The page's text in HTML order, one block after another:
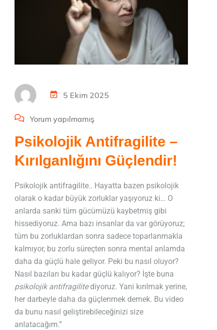
5 Ekim 2025
Yorum yapılmamış
Psikolojik Antifragilite –
Kırılganlığını Güçlendir!
Psikolojik antifragilite.. Hayatta bazen psikolojik
olarak o kadar büyük zorluklar yaşıyoruz ki… O
anlarda sanki tüm gücümüzü kaybetmiş gibi
hissediyoruz. Ama bazı insanlar da var görüyoruz;
tüm bu zorluklardan sonra sadece toparlanmakla
kalmıyor, bu zorlu süreçten sonra mental anlamda
daha da güçlü hale geliyor. Peki bu nasıl oluyor?
Nasıl bazıları bu kadar güçlü kalıyor? İşte buna
psikolojik antifragilitediyoruz. Yani kırılmak yerine,
her darbeyle daha da güçlenmek demek. Bu video
da bunu nasıl geliştirebileceğinizi size
anlatacağım.”